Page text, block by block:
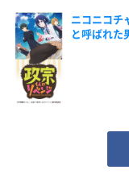
ニコニコ
と呼ばれ